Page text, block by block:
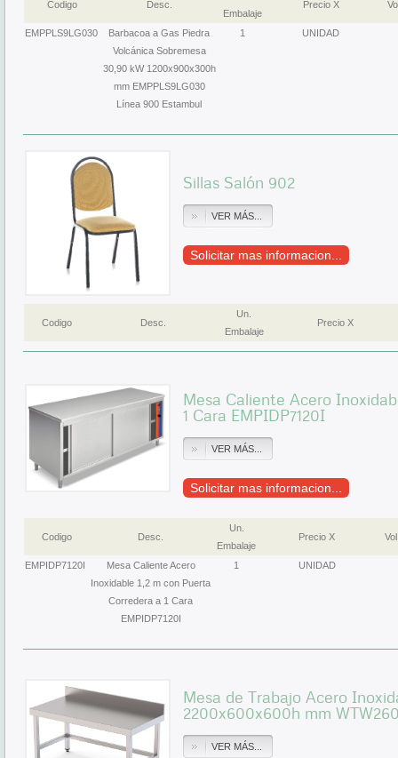
Codigo Desc.
Embalaje
Precio X
EMPPLS9LG030
Barbacoa a Gas Piedra
Volcánica Sobremesa
30,90 kW 1200x900x300h
mm EMPPLS9LG030
Línea 900 Estambul
1 UNIDAD
Sillas Salón 902
VER MÁS...
Solicitar mas informacion...
Codigo Desc.
Un.
Embalaje
Precio X
Mesa Caliente Acero
1 Cara EMPIDP7120I
VER MÁS...
Solicitar mas informacion...
Codigo Desc.
Un.
Embalaje
Precio X
EMPIDP7120I
Mesa Caliente Acero
Inoxidable 1,2 m con Puerta
Corredera a 1 Cara
EMPIDP7120I
1 UNIDAD
Mesa de Trabajo Acero
2200x600x600h mm
VER MÁS...